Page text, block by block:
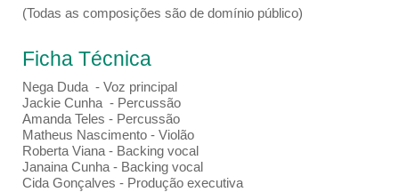
(Todas as composições são de domínio público)
Ficha Técnica
Nega Duda - Voz principal
Jackie Cunha - Percussão
Amanda Teles - Percussão
Matheus Nascimento - Violão
Roberta Viana - Backing vocal
Janaina Cunha - Backing vocal
Cida Gonçalves - Produção executiva